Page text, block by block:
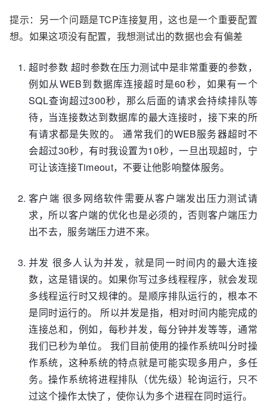
提示：另一个问题是TCP连接复用，这也是一个重要配置
想。如果这项没有配置，我想测试出的数据也会有偏差
超时参数 超时参数在压力测试中是非常重要的参数，
例如从WEB到数据库连接超时是60秒，如果有一个
SQL查询超过300秒，那么后面的请求会持续排队等
待，当连接数达到数据库的最大连接时，接下来的所
有请求都是失败的。 通常我们的WEB服务器超时不
会超过30秒，有时我设置为10秒，一旦出现超时，宁
可让该连接Timeout，不要让他影响整体服务。
客户端 很多网络软件需要从客户端发出压力测试请
求，所以客户端的优化也是必须的，否则客户端压力
出不去，服务端压力进不来。
并发 很多人认为并发，就是同一时间内的最大连接
数，这是错误的。如果你写过多线程程序，就会发现
多线程运行时又规律的。是顺序排队运行的，根本不
是同时运行的。 所以并发是指，相对时间内能完成的
连接总和，例如，每秒并发，每分钟并发等等，通常
我们已秒为单位。 我们目前使用的操作系统叫分时操
作系统，这种系统的特点就是可能实现多用户，多任
务。操作系统将进程排队（优先级）轮询运行，只不
过这个操作太快了，使你认为多个进程在同时运行。